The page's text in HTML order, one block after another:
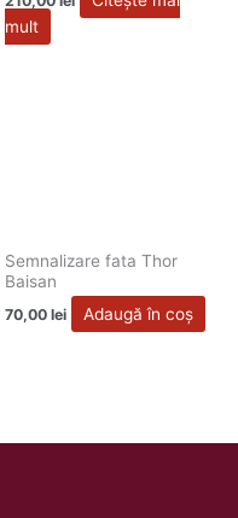
mult
Semnalizare fata Thor
Baisan
70,00 lei Adaugă în coș